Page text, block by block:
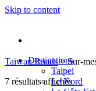
Skip to content
Destinations
Taipei
Le Nord
Taiwan Roads > Sur-
7 résultats affichés